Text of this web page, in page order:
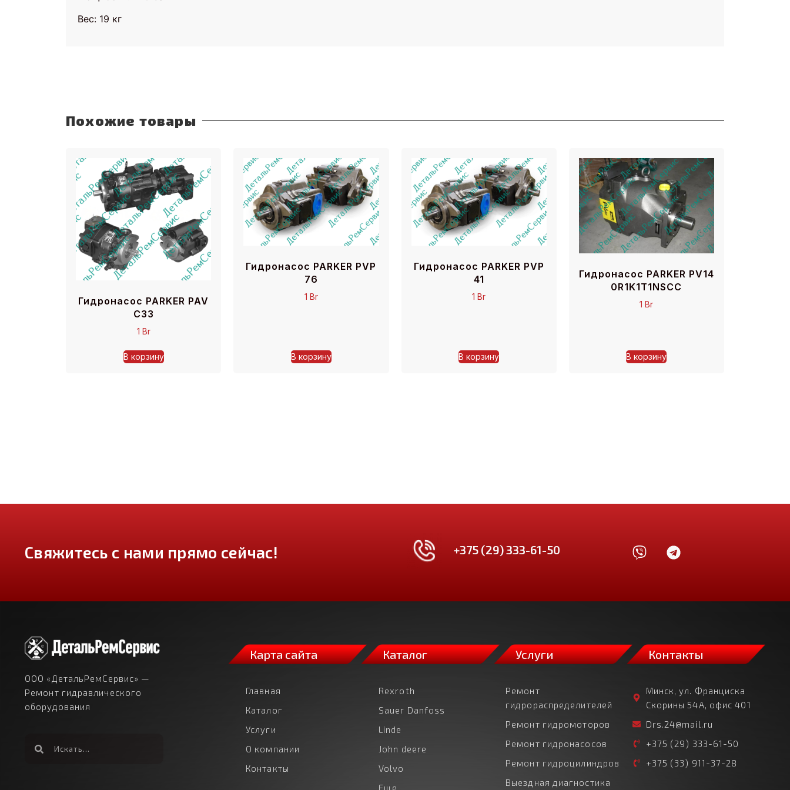
Вес: 19 кг
Похожие товары
Гидронасос PARKER PAV
C33
1 Br
В корзину
Гидронасос PARKER PVP
76
1 Br
В корзину
Гидронасос PARKER PVP
41
1Br
В корзину
Гидронасос PARKER PV14
0R1K1T1NSCC
1Br
В корзину
Свяжитесь с нами прямо сейчас! +375 (29) 333-61-50
ООО «ДетальРемСервис» —
Ремонт гидравлического
оборудования
Карта сайта
Главная
Каталог
Услуги
О компании
Контакты
Каталог
Rexroth
Sauer Danfoss
Linde
John deere
Volvo
Еще
Услуги
Ремонт
гидрораспределителей
Ремонт гидромоторов
Ремонт гидронасосов
Ремонт гидроцилиндров
Выездная диагностика
Контакты
Минск, ул. Франциска
Скорины 54А, офис 401
Drs.24@mail.ru
+375 (29) 333-61-50
+375 (33) 911-37-28